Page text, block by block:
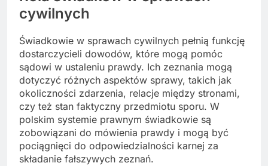
cywilnych
Świadkowie w sprawach cywilnych pełnią funkcję
dostarczycieli dowodów, które mogą pomóc
sądowi w ustaleniu prawdy. Ich zeznania mogą
dotyczyć różnych aspektów sprawy, takich jak
okoliczności zdarzenia, relacje między stronami,
czy też stan faktyczny przedmiotu sporu. W
polskim systemie prawnym świadkowie są
zobowiązani do mówienia prawdy i mogą być
pociągnięci do odpowiedzialności karnej za
składanie fałszywych zeznań.